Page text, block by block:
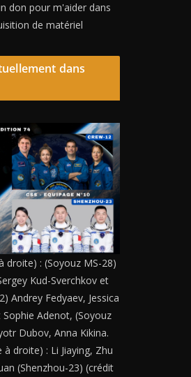
don pour m'aider dans
de matériel
dans
droite) : (Soyouz MS-28)
Kud-Sverchkov et
Andrey Fedyaev, Jessica
Adenot, (Soyouz
Dubov, Anna Kikina.
à droite) : Li Jiaying, Zhu
(Shenzhou-23) (crédit